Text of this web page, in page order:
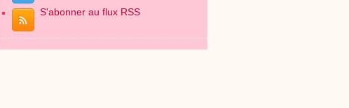
S'abonner au flux RSS